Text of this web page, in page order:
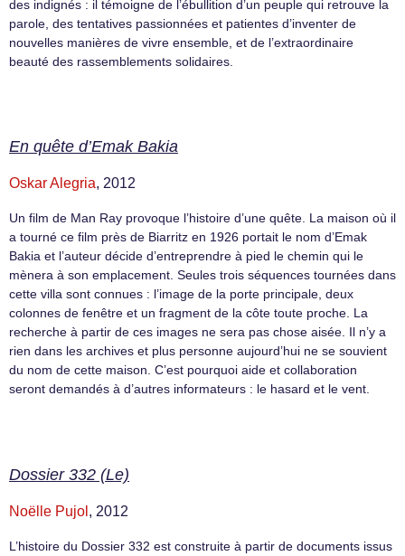
des indignés : il témoigne de l’ébullition d’un peuple qui retrouve la
parole, des tentatives passionnées et patientes d’inventer de
nouvelles manières de vivre ensemble, et de l’extraordinaire
beauté des rassemblements solidaires.
En quête d’Emak Bakia
Oskar Alegria, 2012
Un film de Man Ray provoque l’histoire d’une quête. La maison où il
a tourné ce film près de Biarritz en 1926 portait le nom d’Emak
Bakia et l’auteur décide d’entreprendre à pied le chemin qui le
mènera à son emplacement. Seules trois séquences tournées dans
cette villa sont connues : l’image de la porte principale, deux
colonnes de fenêtre et un fragment de la côte toute proche. La
recherche à partir de ces images ne sera pas chose aisée. Il n’y a
rien dans les archives et plus personne aujourd’hui ne se souvient
du nom de cette maison. C’est pourquoi aide et collaboration
seront demandés à d’autres informateurs : le hasard et le vent.
Dossier 332 (Le)
Noëlle Pujol , 2012
L’histoire du Dossier 332 est construite à partir de documents issus